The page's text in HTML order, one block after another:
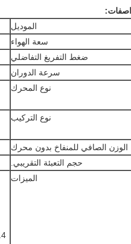
الموديل
سعة الهواء
ضغط التفريغ التفاضلي
سرعة الدوران
نوع المحرك
نوع التركيب
الوزن الصافي للمنفاخ بدون محرك
حجم التعبئة التقريبي.
الميزات